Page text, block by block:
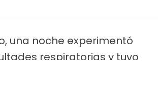
una noche experimentó
respiratorias y tuvo